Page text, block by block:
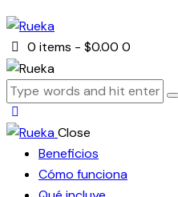
0 items - $0.00 0
Close
Beneficios
Cómo funciona